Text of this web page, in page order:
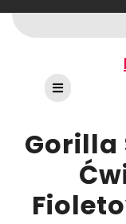
to
content
Open
Gorilla